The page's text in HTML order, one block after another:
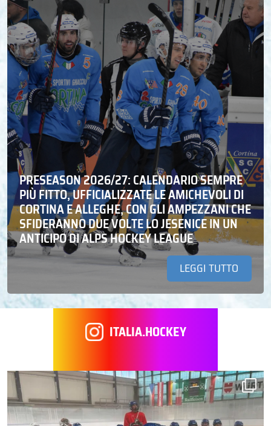
PRESEASON 2026/27: CALENDARIO SEMPRE
PIÙ FITTO, UFFICIALIZZATE LE AMICHEVOLI DI
CORTINA E ALLEGHE, CON GLI AMPEZZANI CHE
SFIDERANNO DUE VOLTE LO JESENICE IN UN
ANTICIPO DI ALPS HOCKEY LEAGUE
LEGGI TUTTO
ITALIA.HOCKEY